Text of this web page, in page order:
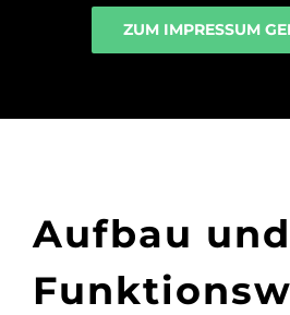
ZUM IMPRESSUM
Aufbau und